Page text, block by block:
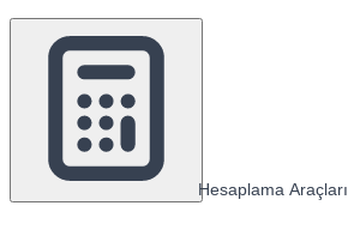
Hesaplama Araçları